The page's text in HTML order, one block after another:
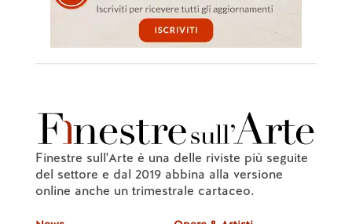
Finestre sull'Arte è una delle riviste più seguite
del settore e dal 2019 abbina alla versione
online anche un trimestrale cartaceo.